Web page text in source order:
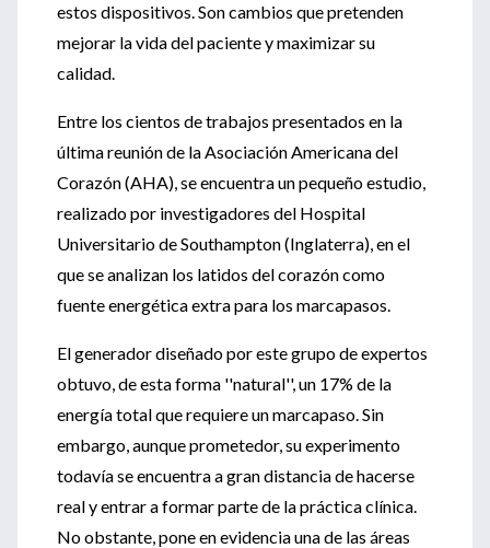
estos dispositivos. Son cambios que pretenden
mejorar la vida del paciente y maximizar su
calidad.
Entre los cientos de trabajos presentados en la
última reunión de la Asociación Americana del
Corazón (AHA), se encuentra un pequeño estudio,
realizado por investigadores del Hospital
Universitario de Southampton (Inglaterra), en el
que se analizan los latidos del corazón como
fuente energética extra para los marcapasos.
El generador diseñado por este grupo de expertos
obtuvo, de esta forma ''natural'', un 17% de la
energía total que requiere un marcapaso. Sin
embargo, aunque prometedor, su experimento
todavía se encuentra a gran distancia de hacerse
real y entrar a formar parte de la práctica clínica.
No obstante, pone en evidencia una de las áreas